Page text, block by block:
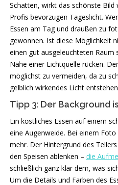
Schatten, wirkt das schönste Bild
Profis bevorzugen Tageslicht.
Essen am Tag und draußen zu
gewonnen. Ist diese Möglichkeit
einen gut ausgeleuchteten Raum
Nähe einer Lichtquelle rücken.
möglichst zu vermeiden, da zu
gelblich wirkendes Licht
Tipp 3: Der Background
Ein köstliches Essen auf einem
eine Augenweide. Bei einem
mehr. Der Hintergrund des
den Speisen ablenken – die
schließlich ganz klar dem, was
Um die Details und Farben des